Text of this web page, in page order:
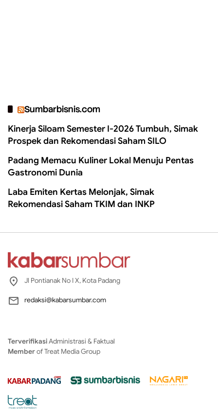
Sumbarbisnis.com
Kinerja Siloam Semester I-2026 Tumbuh, Simak
Prospek dan Rekomendasi Saham SILO
Padang Memacu Kuliner Lokal Menuju Pentas
Gastronomi Dunia
Laba Emiten Kertas Melonjak, Simak
Rekomendasi Saham TKIM dan INKP
Jl Pontianak No I X, Kota Padang
redaksi@kabarsumbar.com
TerverifikasiAdministrasi & Faktual
Memberof Treat Media Group